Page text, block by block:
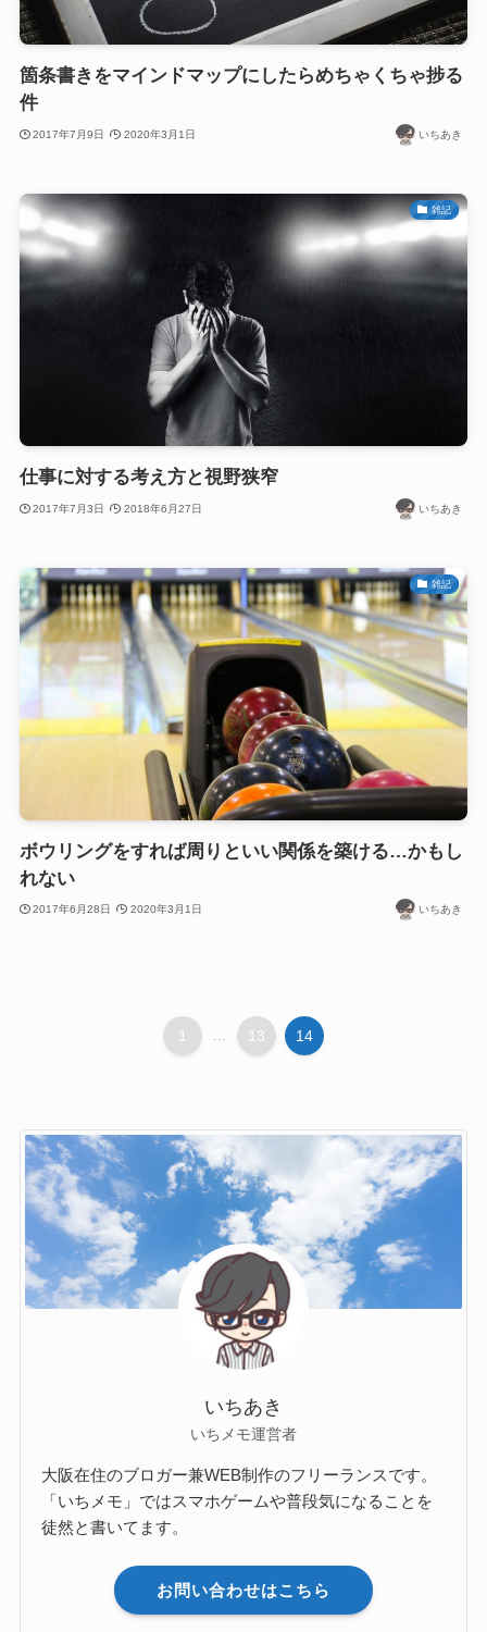
箇条書きをマインドマップにしたらめちゃくちゃ捗る
件
2017年7月9日 2020年3月1日 いちあき
雑記
仕事に対する考え方と視野狭窄
2017年7月3日 2018年6月27日 いちあき
雑記
ボウリングをすれば周りといい関係を築ける…かもし
れない
2017年6月28日 2020年3月1日 いちあき
1 13 14
いちあき
いちメモ運営者
大阪在住のブロガー兼WEB制作のフリーランスです。
「いちメモ」ではスマホゲームや普段気になることを
徒然と書いてます。
お問い合わせはこちら